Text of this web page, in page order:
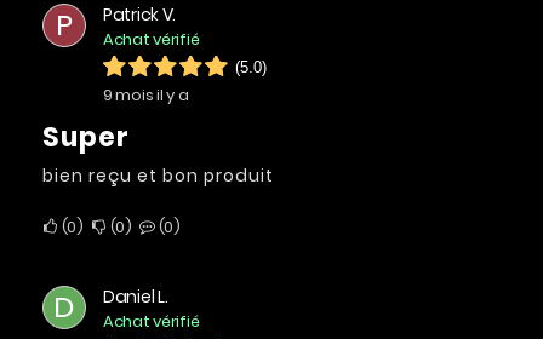
P Patrick V.
Achat vérifié
(5.0)
9 mois il y a
Super
bien reçu et bon produit
0 0 0
D Daniel L.
Achat vérifié